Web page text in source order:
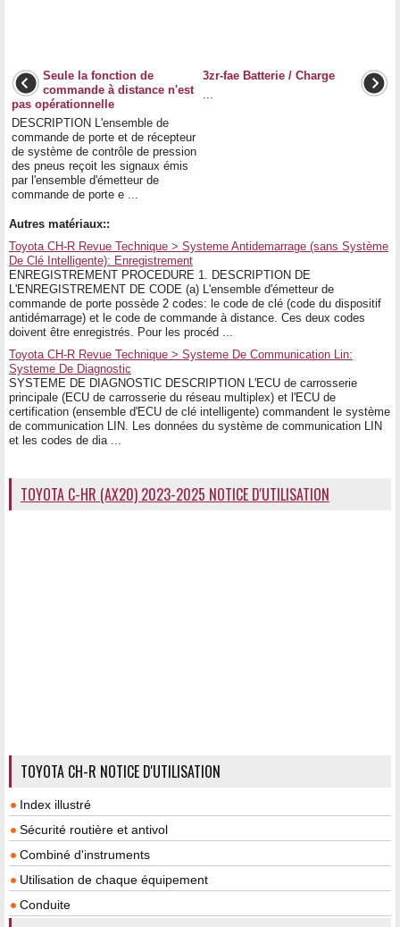
Seule la fonction de
commande à distance n'est
pas opérationnelle
DESCRIPTION L'ensemble de
commande de porte et de récepteur
de système de contrôle de pression
des pneus reçoit les signaux émis
par l'ensemble d'émetteur de
commande de porte e ...
3zr-fae Batterie / Charge
Autres matériaux::
Toyota CH-R Revue Technique > Systeme Antidemarrage (sans Système
De Clé Intelligente): Enregistrement
ENREGISTREMENT PROCEDURE 1. DESCRIPTION DE
L'ENREGISTREMENT DE CODE (a) L'ensemble d'émetteur de
commande de porte possède 2 codes: le code de clé (code du dispositif
antidémarrage) et le code de commande à distance. Ces deux codes
doivent être enregistrés. Pour les procéd ...
Toyota CH-R Revue Technique > Systeme De Communication Lin:
Systeme De Diagnostic
SYSTEME DE DIAGNOSTIC DESCRIPTION L'ECU de carrosserie
principale (ECU de carrosserie du réseau multiplex) et l'ECU de
certification (ensemble d'ECU de clé intelligente) commandent le système
de communication LIN. Les données du système de communication LIN
et les codes de dia ...
TOYOTA C-HR (AX20) 2023-2025 NOTICE D'UTILISATION
TOYOTA CH-R NOTICE D'UTILISATION
Index illustré
Sécurité routière et antivol
Combiné d'instruments
Utilisation de chaque équipement
Conduite